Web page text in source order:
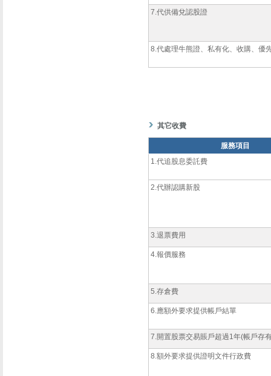
7.代供備兌認股證
8.代處理牛熊證、私有化、收購、優
其它收費
服務項目
1.代追股息委託費
2.代辦認購新股
3.退票費用
4.報價服務
5.存倉費
6.應額外要求提供帳戶結單
7.開置股票交易賬戶超過1年(帳戶存
8.額外要求提供證明文件行政費